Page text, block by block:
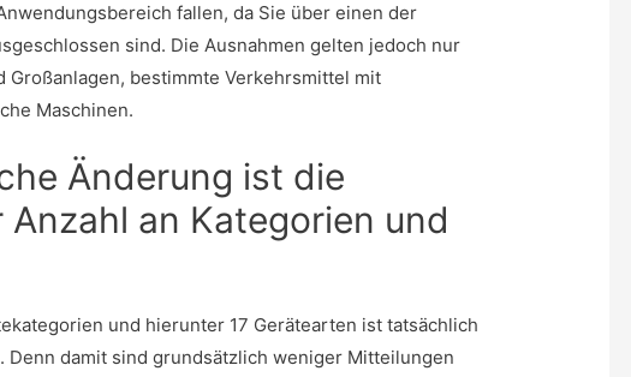
fallen, da Sie über einen der
sind. Die Ausnahmen gelten jedoch nur
bestimmte Verkehrsmittel mit
Maschinen.
Änderung ist die
an Kategorien und
und hierunter 17 Gerätearten ist tatsächlich
damit sind grundsätzlich weniger Mitteilungen